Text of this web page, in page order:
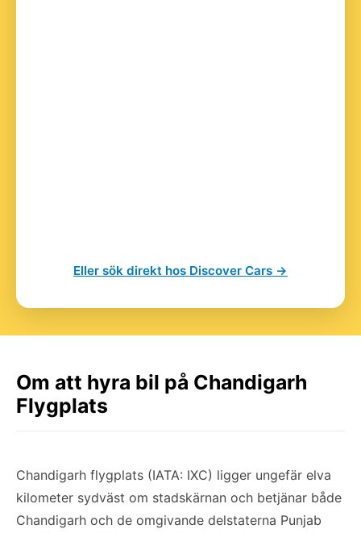
Eller sök direkt hos Discover Cars →
Om att hyra bil på Chandigarh
Flygplats
Chandigarh flygplats (IATA: IXC) ligger ungefär elva
kilometer sydväst om stadskärnan och betjänar både
Chandigarh och de omgivande delstaterna Punjab